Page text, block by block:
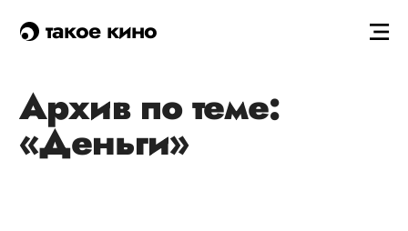
такое кино
Архив по теме:
«Деньги»